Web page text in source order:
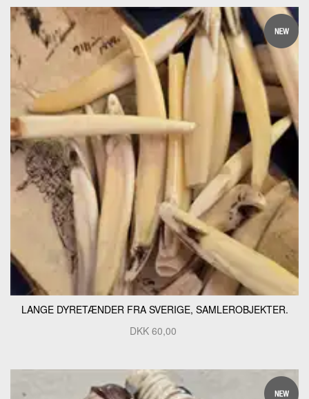
LANGE DYRETÆNDER FRA SVERIGE, SAMLEROBJEKTER.
DKK 60,00